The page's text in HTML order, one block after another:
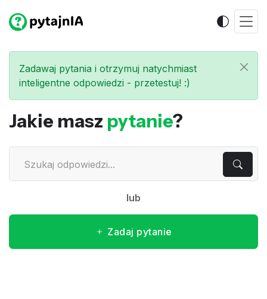
Zadawaj pytania i otrzymuj natychmiast
inteligentne odpowiedzi - przetestuj! :)
Jakie masz pytanie?
lub
Zadaj pytanie